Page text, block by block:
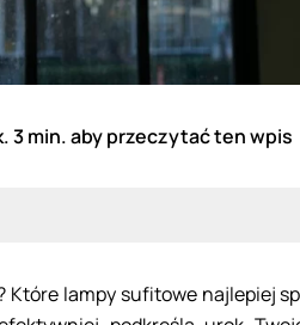
3 min. aby przeczytać ten wpis
lampy sufitowe najlepiej